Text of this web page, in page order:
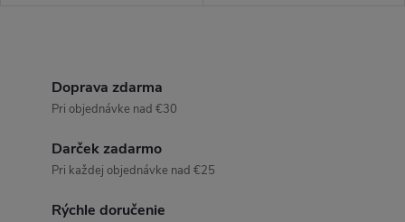
Doprava zdarma
Pri objednávke nad €30
Darček zadarmo
Pri každej objednávke nad €25
Rýchle doručenie